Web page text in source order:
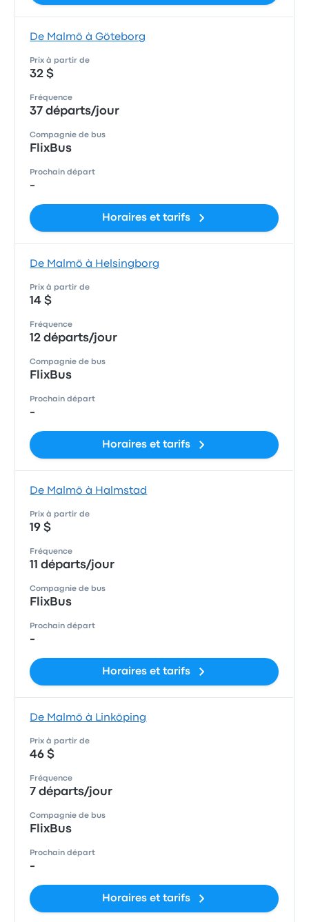
De Malmö à Göteborg
Prix à partir de
32 $
Fréquence
37 départs/jour
Compagnie de bus
FlixBus
Prochain départ
-
Horaires et tarifs
De Malmö à Helsingborg
Prix à partir de
14 $
Fréquence
12 départs/jour
Compagnie de bus
FlixBus
Prochain départ
-
Horaires et tarifs
De Malmö à Halmstad
Prix à partir de
19 $
Fréquence
11 départs/jour
Compagnie de bus
FlixBus
Prochain départ
-
Horaires et tarifs
De Malmö à Linköping
Prix à partir de
46 $
Fréquence
7 départs/jour
Compagnie de bus
FlixBus
Prochain départ
-
Horaires et tarifs